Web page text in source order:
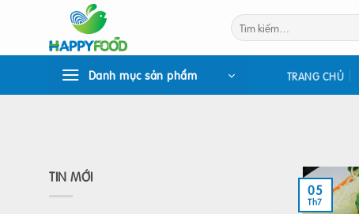
Tìm
kiếm:
Danh mục sản phẩm TRANG CHỦ
TIN MỚI
05
Th7